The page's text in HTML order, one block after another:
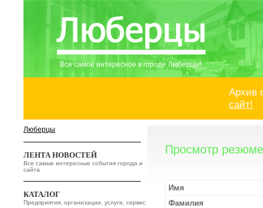
Все самое интересное в городе Люберцы!
Архив
сайт!
Люберцы
ЛЕНТА НОВОСТЕЙ
Все самые интересные события города и
сайта
КАТАЛОГ
Предприятия, организации, услуги, сервис
Просмотр
Имя
Фамилия